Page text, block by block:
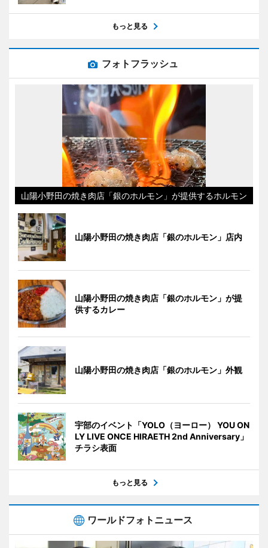
もっと見る
フォトフラッシュ
山陽小野田の焼き肉店「銀のホルモン」が提供するホルモン
山陽小野田の焼き肉店「銀のホルモン」店内
山陽小野田の焼き肉店「銀のホルモン」が提
供するカレー
山陽小野田の焼き肉店「銀のホルモン」外観
宇部のイベント「YOLO（ヨーロー） YOU ON
LY LIVE ONCE HIRAETH 2nd Anniversary」
チラシ表面
もっと見る
ワールドフォトニュース